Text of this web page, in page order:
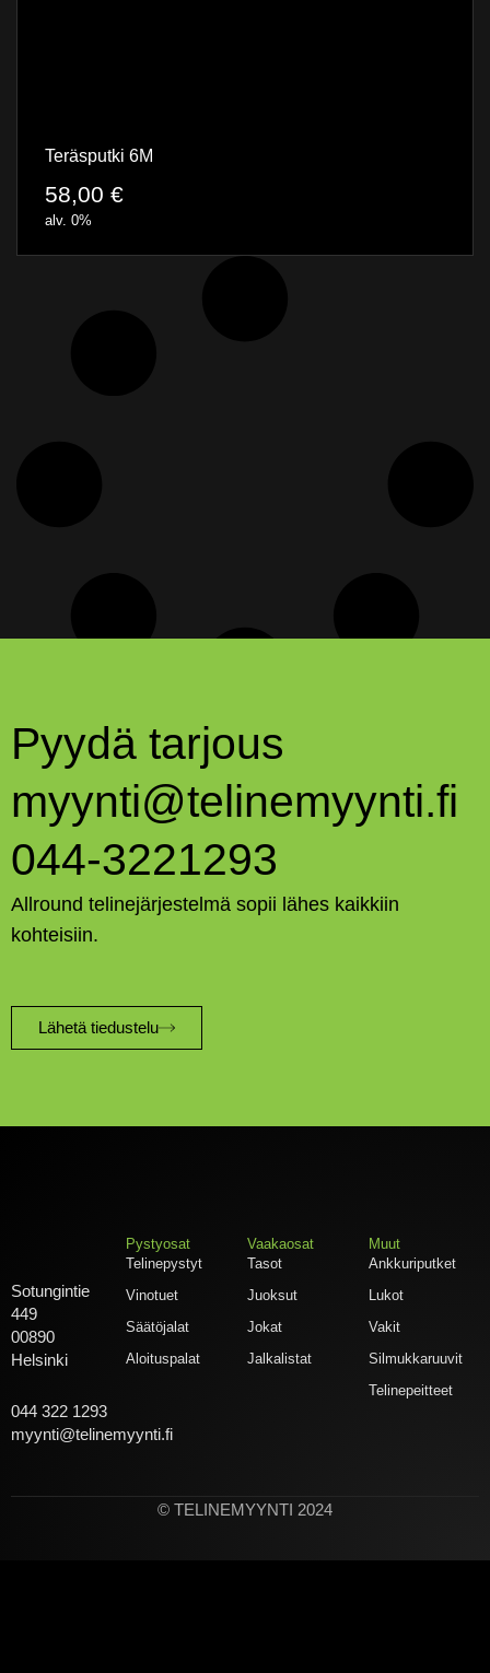
Teräsputki 6M
58,00 €
alv. 0%
Pyydä tarjous
myynti@telinemyynti.fi
044-3221293
Allround telinejärjestelmä sopii lähes kaikkiin
kohteisiin.
Lähetä tiedustelu
Sotungintie
449
00890
Helsinki
044 322 1293
myynti@telinemyynti.fi
Pystyosat
Telinepystyt
Vinotuet
Säätöjalat
Aloituspalat
Vaakaosat
Tasot
Juoksut
Jokat
Jalkalistat
Muut
Ankkuriputket
Lukot
Vakit
Silmukkaruuvit
Telinepeitteet
© TELINEMYYNTI 2024